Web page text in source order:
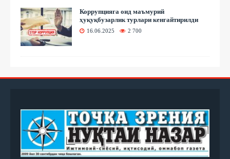
Коррупцияга оид маъмурий
ҳуқуқбузарлик турлари кенгайтирилди
16.06.2025 2 700